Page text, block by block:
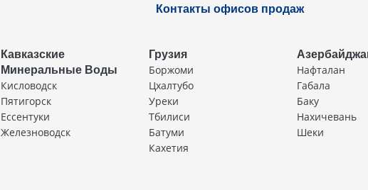
Контакты офисов продаж
Кавказские
Минеральные Воды
Кисловодск
Пятигорск
Ессентуки
Железноводск
Грузия
Боржоми
Цхалтубо
Уреки
Тбилиси
Батуми
Кахетия
Нафталан
Габала
Баку
Нахичевань
Шеки